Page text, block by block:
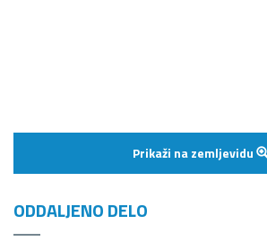
Prikaži na zemljevidu
ODDALJENO DELO